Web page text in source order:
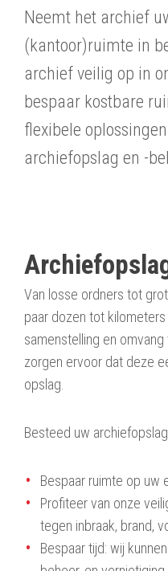
Neemt het archief
(kantoor)ruimte in
archief veilig op in
bespaar kostbare
flexibele
archiefopslag en -
Van losse ordners tot
paar dozen tot
samenstelling en
zorgen ervoor dat deze
opslag.
Besteed uw
Bespaar ruimte op uw
Profiteer van onze
tegen inbraak, brand,
Bespaar tijd: wij